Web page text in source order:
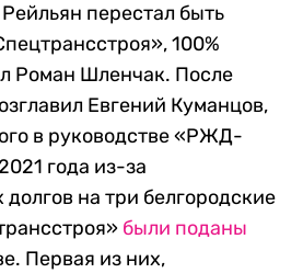
перестал быть
100%
Роман Шленчак. После
Евгений Куманцов,
в руководстве «РЖД-
года из-за
на три белгородские
были поданы
Первая из них,